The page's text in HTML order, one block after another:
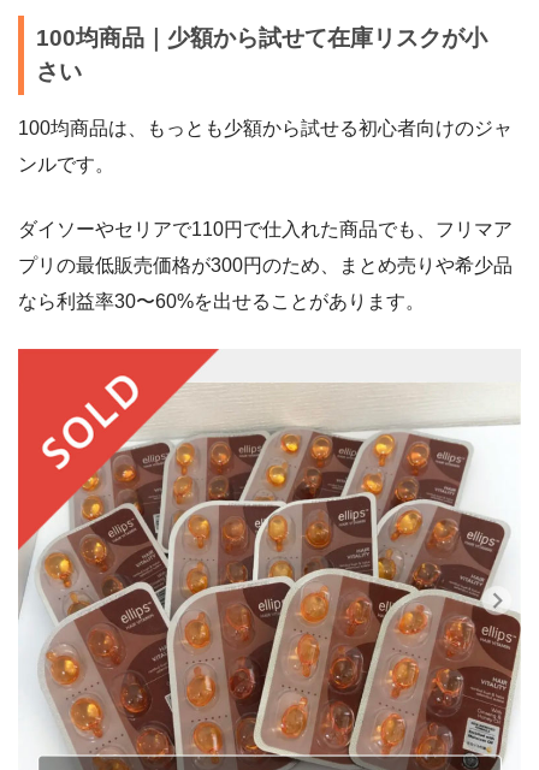
100均商品｜少額から試せて在庫リスクが小
さい
100均商品は、もっとも少額から試せる初心者向けのジャ
ンルです。
ダイソーやセリアで110円で仕入れた商品でも、フリマア
プリの最低販売価格が300円のため、まとめ売りや希少品
なら利益率30〜60%を出せることがあります。